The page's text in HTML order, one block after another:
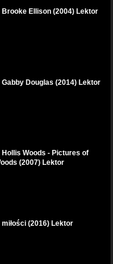
Brooke Ellison (2004) Lektor
Douglas (2014) Lektor
Woods - Pictures of
(2007) Lektor
(2016) Lektor